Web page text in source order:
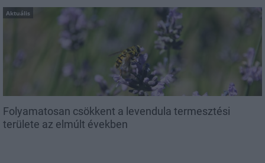
Aktuális
Folyamatosan csökkent a levendula termesztési
területe az elmúlt években